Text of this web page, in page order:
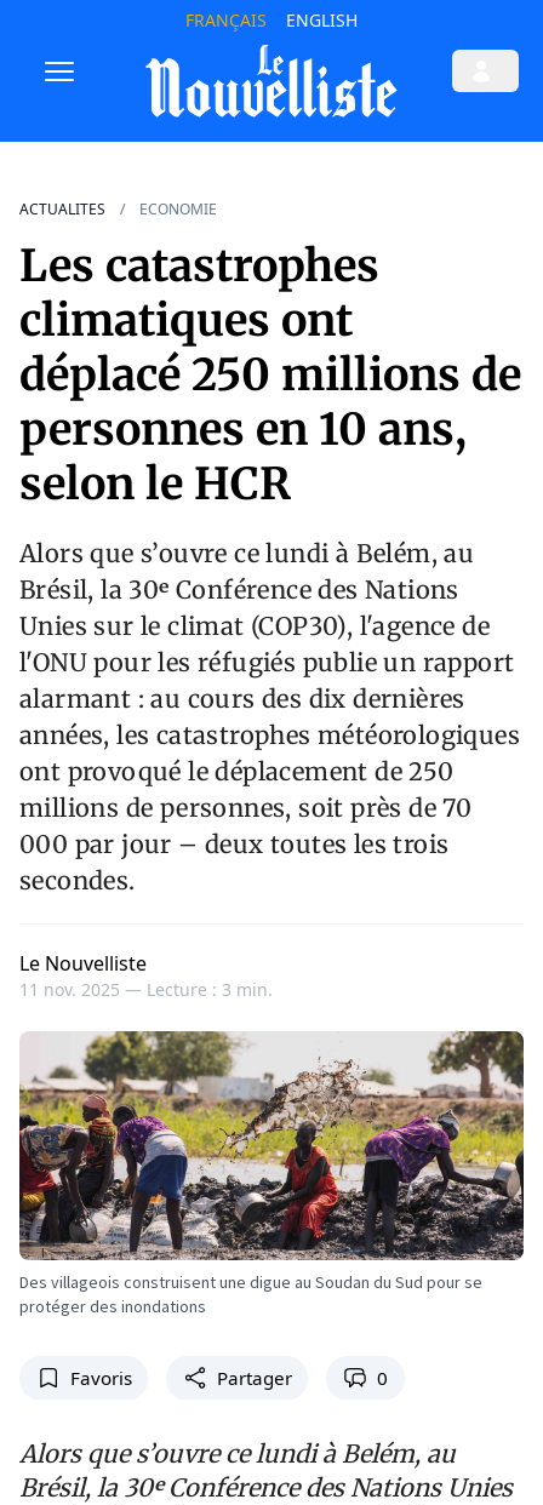
FRANÇAIS ENGLISH
ACTUALITES ECONOMIE
Les catastrophes
climatiques ont
déplacé 250 millions de
personnes en 10 ans,
selon le HCR
Alors que s’ouvre ce lundi à Belém, au
Brésil, la 30ᵉ Conférence des Nations
Unies sur le climat (COP30), l'agence de
l'ONU pour les réfugiés publie un rapport
alarmant : au cours des dix dernières
années, les catastrophes météorologiques
ont provoqué le déplacement de 250
millions de personnes, soit près de 70
000 par jour – deux toutes les trois
secondes.
Le Nouvelliste
11 nov. 2025 — Lecture : 3 min.
Des villageois construisent une digue au Soudan du Sud pour se
protéger des inondations
Favoris Partager 0
Alors que s’ouvre ce lundi à Belém, au
Brésil, la 30ᵉ Conférence des Nations Unies